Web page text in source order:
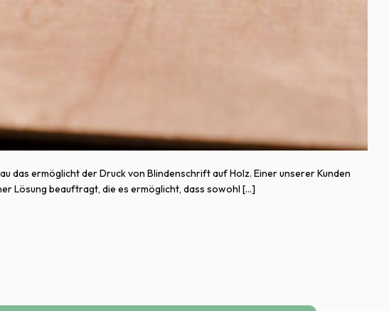
das ermöglicht der Druck von Blindenschrift auf Holz. Einer unserer Kunden
Lösung beauftragt, die es ermöglicht, dass sowohl […]